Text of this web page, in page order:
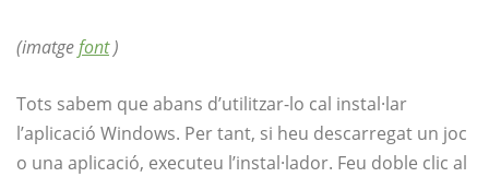
(imatgefont)
Tots sabem que abans d’utilitzar-lo cal instal·lar
l’aplicació Windows. Per tant, si heu descarregat un joc
o una aplicació, executeu l’instal·lador. Feu doble clic al